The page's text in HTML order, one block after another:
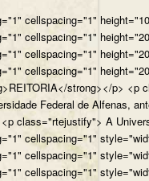
cellspacing="1"
cellspacing="1"
cellspacing="1"
cellspacing="1"
strong></p> <p
Federal de Alfenas,
class="rtejustify"> A
cellspacing="1"
cellspacing="1"
cellspacing="1"